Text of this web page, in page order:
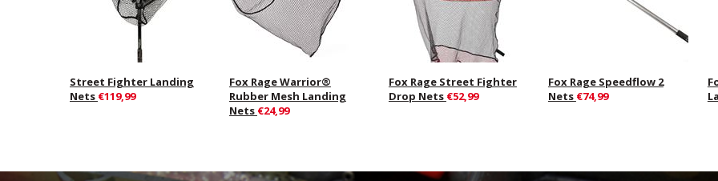
Street Fighter Landing
Nets €119,99
Fox Rage Warrior®
Rubber Mesh Landing
Nets €24,99
Fox Rage Street Fighter
Drop Nets €52,99
Fox Rage Speedflow 2
Nets €74,99